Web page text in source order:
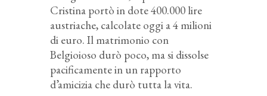
Cristina portò in dote 400.000 lire
austriache, calcolate oggi a 4 milioni
di euro. Il matrimonio con
Belgioioso durò poco, ma si dissolse
pacificamente in un rapporto
d’amicizia che durò tutta la vita.